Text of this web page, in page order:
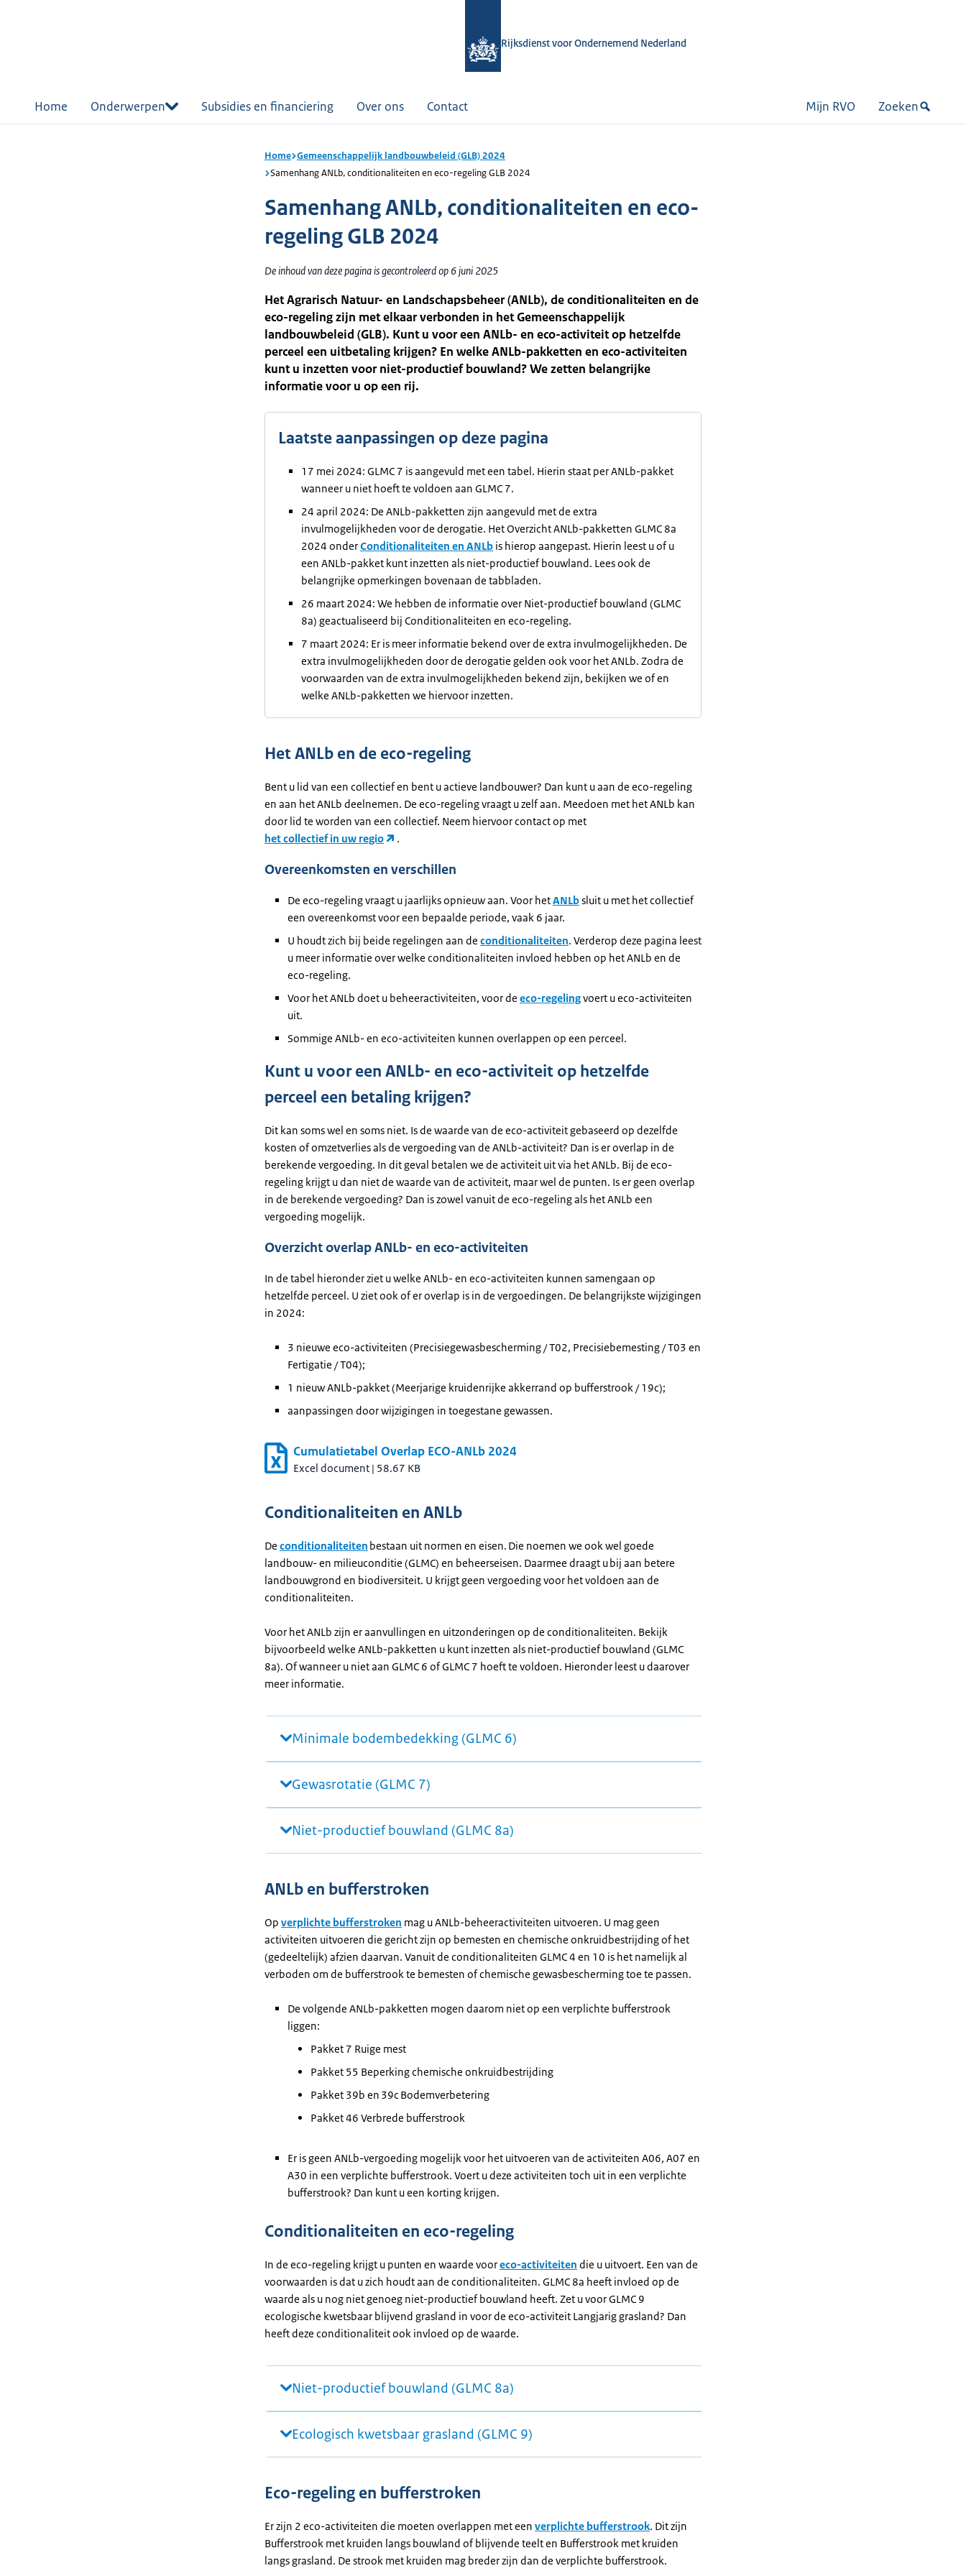
Rijksdienst voor Ondernemend Nederland
Home Onderwerpen Subsidies en financiering Over ons Contact Mijn RVO Zoeken
Home Gemeenschappelijk landbouwbeleid (GLB) 2024
Samenhang ANLb, conditionaliteiten en eco-regeling GLB 2024
Samenhang ANLb, conditionaliteiten en eco-
regeling GLB 2024
De inhoud van deze pagina is gecontroleerd op 6 juni 2025
Het Agrarisch Natuur- en Landschapsbeheer (ANLb), de conditionaliteiten en de
eco-regeling zijn met elkaar verbonden in het Gemeenschappelijk
landbouwbeleid (GLB). Kunt u voor een ANLb- en eco-activiteit op hetzelfde
perceel een uitbetaling krijgen? En welke ANLb-pakketten en eco-activiteiten
kunt u inzetten voor niet-productief bouwland? We zetten belangrijke
informatie voor u op een rij.
Laatste aanpassingen op deze pagina
17 mei 2024: GLMC 7 is aangevuld met een tabel. Hierin staat per ANLb-pakket
wanneer u niet hoeft te voldoen aan GLMC 7.
24 april 2024: De ANLb-pakketten zijn aangevuld met de extra
invulmogelijkheden voor de derogatie. Het Overzicht ANLb-pakketten GLMC 8a
2024 onderConditionaliteiten en ANLb is hierop aangepast. Hierin leest u of u
een ANLb-pakket kunt inzetten als niet-productief bouwland. Lees ook de
belangrijke opmerkingen bovenaan de tabbladen.
26 maart 2024: We hebben de informatie over Niet-productief bouwland (GLMC
8a) geactualiseerd bij Conditionaliteiten en eco-regeling.
7 maart 2024: Er is meer informatie bekend over de extra invulmogelijkheden. De
extra invulmogelijkheden door de derogatie gelden ook voor het ANLb. Zodra de
voorwaarden van de extra invulmogelijkheden bekend zijn, bekijken we of en
welke ANLb-pakketten we hiervoor inzetten.
Het ANLb en de eco-regeling
Bent u lid van een collectief en bent u actieve landbouwer? Dan kunt u aan de eco-regeling
en aan het ANLb deelnemen. De eco-regeling vraagt u zelf aan. Meedoen met het ANLb kan
door lid te worden van een collectief. Neem hiervoor contact op met
het collectief in uw regio
.
Overeenkomsten en verschillen
De eco-regeling vraagt u jaarlijks opnieuw aan. Voor hetANLbsluit u met het collectief
een overeenkomst voor een bepaalde periode, vaak 6 jaar.
U houdt zich bij beide regelingen aan de conditionaliteiten. Verderop deze pagina leest
u meer informatie over welke conditionaliteiten invloed hebben op het ANLb en de
eco-regeling.
Voor het ANLb doet u beheeractiviteiten, voor de eco-regelingvoert u eco-activiteiten
uit.
Sommige ANLb- en eco-activiteiten kunnen overlappen op een perceel.
Kunt u voor een ANLb- en eco-activiteit op hetzelfde
perceel een betaling krijgen?
Dit kan soms wel en soms niet. Is de waarde van de eco-activiteit gebaseerd op dezelfde
kosten of omzetverlies als de vergoeding van de ANLb-activiteit? Dan is er overlap in de
berekende vergoeding. In dit geval betalen we de activiteit uit via het ANLb. Bij de eco-
regeling krijgt u dan niet de waarde van de activiteit, maar wel de punten. Is er geen overlap
in de berekende vergoeding? Dan is zowel vanuit de eco-regeling als het ANLb een
vergoeding mogelijk.
Overzicht overlap ANLb- en eco-activiteiten
In de tabel hieronder ziet u welke ANLb- en eco-activiteiten kunnen samengaan op
hetzelfde perceel. U ziet ook of er overlap is in de vergoedingen. De belangrijkste wijzigingen
in 2024:
3 nieuwe eco-activiteiten (Precisiegewasbescherming / T02, Precisiebemesting / T03 en
Fertigatie / T04);
1 nieuw ANLb-pakket (Meerjarige kruidenrijke akkerrand op bufferstrook / 19c);
aanpassingen door wijzigingen in toegestane gewassen.
Cumulatietabel Overlap ECO-ANLb 2024
Excel document | 58.67 KB
Conditionaliteiten en ANLb
De conditionaliteiten bestaan uit normen en eisen. Die noemen we ook wel goede
landbouw- en milieuconditie (GLMC) en beheerseisen. Daarmee draagt u bij aan betere
landbouwgrond en biodiversiteit. U krijgt geen vergoeding voor het voldoen aan de
conditionaliteiten.
Voor het ANLb zijn er aanvullingen en uitzonderingen op de conditionaliteiten. Bekijk
bijvoorbeeld welke ANLb-pakketten u kunt inzetten als niet-productief bouwland (GLMC
8a). Of wanneer u niet aan GLMC 6 of GLMC 7 hoeft te voldoen. Hieronder leest u daarover
meer informatie.
Minimale bodembedekking (GLMC 6)
Gewasrotatie (GLMC 7)
Niet-productief bouwland (GLMC 8a)
ANLb en bufferstroken
Op verplichte bufferstroken mag u ANLb-beheeractiviteiten uitvoeren. U mag geen
activiteiten uitvoeren die gericht zijn op bemesten en chemische onkruidbestrijding of het
(gedeeltelijk) afzien daarvan. Vanuit de conditionaliteiten GLMC 4 en 10 is het namelijk al
verboden om de bufferstrook te bemesten of chemische gewasbescherming toe te passen.
De volgende ANLb-pakketten mogen daarom niet op een verplichte bufferstrook
liggen:
Pakket 7 Ruige mest
Pakket 55 Beperking chemische onkruidbestrijding
Pakket 39b en 39c Bodemverbetering
Pakket 46 Verbrede bufferstrook
Er is geen ANLb-vergoeding mogelijk voor het uitvoeren van de activiteiten A06, A07 en
A30 in een verplichte bufferstrook. Voert u deze activiteiten toch uit in een verplichte
bufferstrook? Dan kunt u een korting krijgen.
Conditionaliteiten en eco-regeling
In de eco-regeling krijgt u punten en waarde vooreco-activiteiten die u uitvoert. Een van de
voorwaarden is dat u zich houdt aan de conditionaliteiten. GLMC 8a heeft invloed op de
waarde als u nog niet genoeg niet-productief bouwland heeft. Zet u voor GLMC 9
ecologische kwetsbaar blijvend grasland in voor de eco-activiteit Langjarig grasland? Dan
heeft deze conditionaliteit ook invloed op de waarde.
Niet-productief bouwland (GLMC 8a)
Ecologisch kwetsbaar grasland (GLMC 9)
Eco-regeling en bufferstroken
Er zijn 2 eco-activiteiten die moeten overlappen met een verplichte bufferstrook. Dit zijn
Bufferstrook met kruiden langs bouwland of blijvende teelt en Bufferstrook met kruiden
langs grasland. De strook met kruiden mag breder zijn dan de verplichte bufferstrook.